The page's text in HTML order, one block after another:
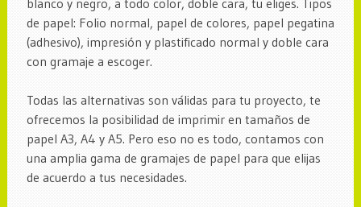
blanco y negro, a todo color, doble cara, tu eliges. Tipos
de papel: Folio normal, papel de colores, papel pegatina
(adhesivo), impresión y plastificado normal y doble cara
con gramaje a escoger.
Todas las alternativas son válidas para tu proyecto, te
ofrecemos la posibilidad de imprimir en tamaños de
papel A3, A4 y A5. Pero eso no es todo, contamos con
una amplia gama de gramajes de papel para que elijas
de acuerdo a tus necesidades.